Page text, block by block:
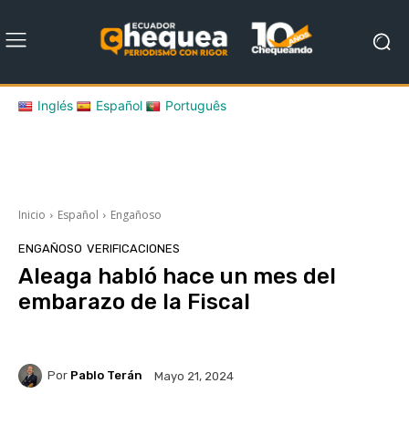
Inglés Español Português
Inicio Español Engañoso
ENGAÑOSO VERIFICACIONES
Aleaga habló hace un mes del
embarazo de la Fiscal
Por Pablo Terán Mayo 21, 2024